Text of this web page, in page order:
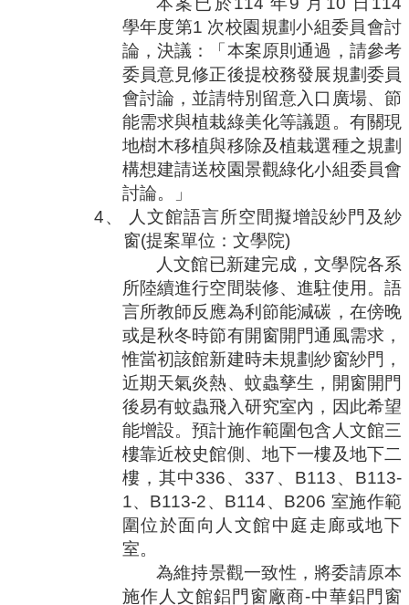
學年度第1 次校園規劃小組委員會討
論，決議：「本案原則通過，請參考
委員意見修正後提校務發展規劃委員
會討論，並請特別留意入口廣場、節
能需求與植栽綠美化等議題。有關現
地樹木移植與移除及植栽選種之規劃
構想建請送校園景觀綠化小組委員會
討論。」
4、
人文館語言所空間擬增設紗門及紗
窗(提案單位：文學院)
人文館已新建完成，文學院各系
所陸續進行空間裝修、進駐使用。語
言所教師反應為利節能減碳，在傍晚
或是秋冬時節有開窗開門通風需求，
惟當初該館新建時未規劃紗窗紗門，
近期天氣炎熱、蚊蟲孳生，開窗開門
後易有蚊蟲飛入研究室內，因此希望
能增設。預計施作範圍包含人文館三
樓靠近校史館側、地下一樓及地下二
樓，其中336、 337 、 B113、 B113-
1、 B113-2、 B114、 B206 室施作範
圍位於面向人文館中庭走廊或地下
室。
為維持景觀一致性，將委請原本
施作人文館鋁門窗廠商-中華鋁門窗